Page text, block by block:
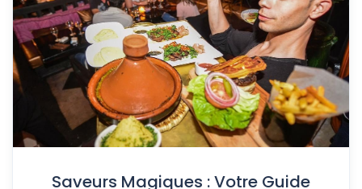
Saveurs Magiques : Votre Guide